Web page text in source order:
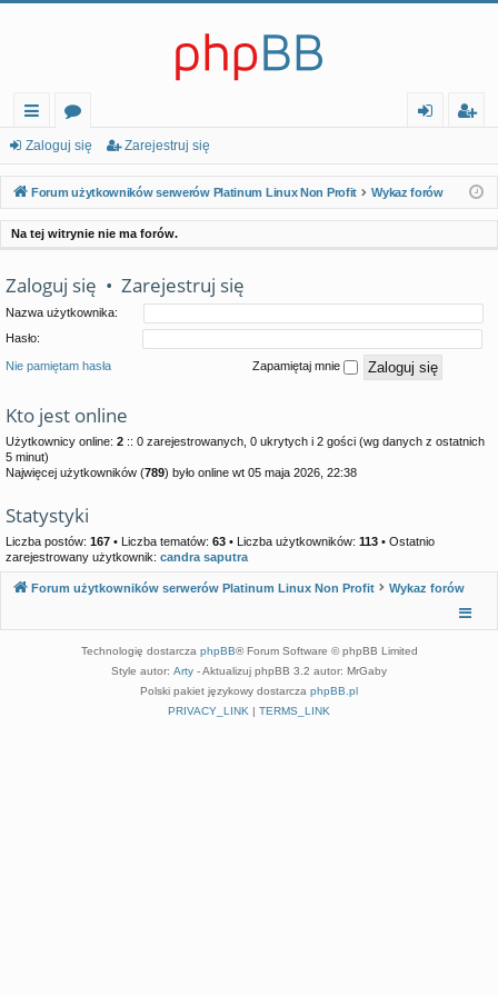
ię
ce
j…
or
a
og
uj
si
ej
es
tr
ę
Zaloguj się Zarejestruj się
Forum użytkowników serwerów Platinum Linux Non Profit Wykaz forów
Na tej witrynie nie ma forów.
Zaloguj się • Zarejestruj się
Nazwa użytkownika:
Hasło:
Nie pamiętam hasła Zapamiętaj mnie
Kto jest online
Użytkownicy online: 2 :: 0 zarejestrowanych, 0 ukrytych i 2 gości (wg danych z ostatnich
5 minut)
Najwięcej użytkowników (789) było online wt 05 maja 2026, 22:38
Statystyki
Liczba postów: 167 • Liczba tematów: 63 • Liczba użytkowników: 113 • Ostatnio
zarejestrowany użytkownik: candra saputra
Forum użytkowników serwerów Platinum Linux Non Profit Wykaz forów
Technologię dostarcza phpBB® Forum Software © phpBB Limited
Style autor: Arty - Aktualizuj phpBB 3.2 autor: MrGaby
Polski pakiet językowy dostarcza phpBB.pl
PRIVACY_LINK | TERMS_LINK